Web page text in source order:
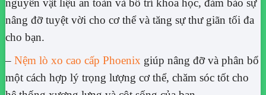
nguyên vật liệu an toàn và bố trí khoa học, đảm bảo sự
nâng đỡ tuyệt vời cho cơ thể và tăng sự thư giãn tối đa
cho bạn.
– Nệm lò xo cao cấp Phoenix giúp nâng đỡ và phân bổ
một cách hợp lý trọng lượng cơ thể, chăm sóc tốt cho